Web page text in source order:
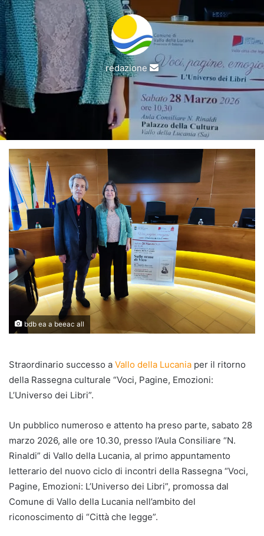
redazione
Invia
un'email
bdb ea a beeac all
Straordinario successo a Vallo della Lucania per il ritorno
della Rassegna culturale “Voci, Pagine, Emozioni:
L’Universo dei Libri”.
Un pubblico numeroso e attento ha preso parte, sabato 28
marzo 2026, alle ore 10.30, presso l’Aula Consiliare “N.
Rinaldi” di Vallo della Lucania, al primo appuntamento
letterario del nuovo ciclo di incontri della Rassegna “Voci,
Pagine, Emozioni: L’Universo dei Libri”, promossa dal
Comune di Vallo della Lucania nell’ambito del
riconoscimento di “Città che legge”.